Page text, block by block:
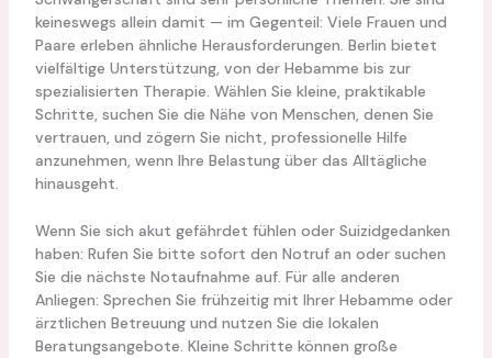
keineswegs allein damit — im Gegenteil: Viele Frauen und
Paare erleben ähnliche Herausforderungen. Berlin bietet
vielfältige Unterstützung, von der Hebamme bis zur
spezialisierten Therapie. Wählen Sie kleine, praktikable
Schritte, suchen Sie die Nähe von Menschen, denen Sie
vertrauen, und zögern Sie nicht, professionelle Hilfe
anzunehmen, wenn Ihre Belastung über das Alltägliche
hinausgeht.
Wenn Sie sich akut gefährdet fühlen oder Suizidgedanken
haben: Rufen Sie bitte sofort den Notruf an oder suchen
Sie die nächste Notaufnahme auf. Für alle anderen
Anliegen: Sprechen Sie frühzeitig mit Ihrer Hebamme oder
ärztlichen Betreuung und nutzen Sie die lokalen
Beratungsangebote. Kleine Schritte können große